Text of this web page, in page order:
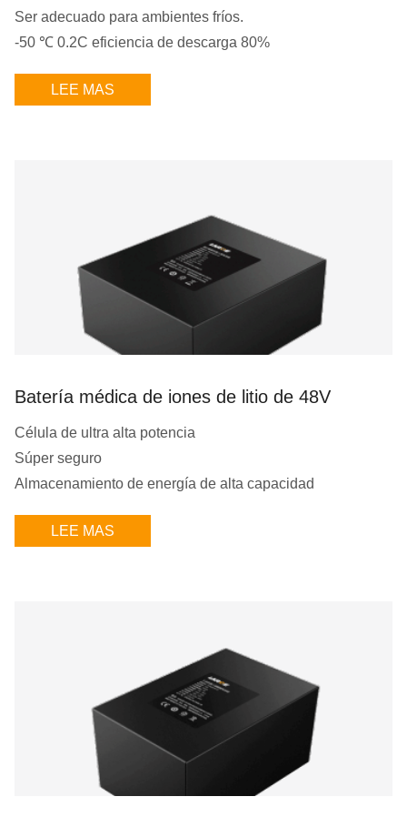
Ser adecuado para ambientes fríos.
-50 ℃ 0.2C eficiencia de descarga 80%
LEE MAS
Batería médica de iones de litio de 48V
Célula de ultra alta potencia
Súper seguro
Almacenamiento de energía de alta capacidad
LEE MAS